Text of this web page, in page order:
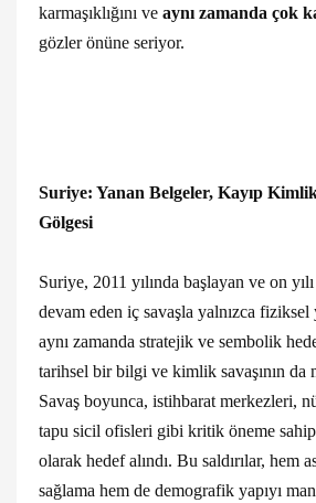
karmaşıklığını ve aynı zamanda çok
gözler önüne seriyor.
Suriye: Yanan Belgeler, Kayıp
Gölgesi
Suriye, 2011 yılında başlayan ve on
devam eden iç savaşla yalnızca fiziksel
aynı zamanda stratejik ve sembolik
tarihsel bir bilgi ve kimlik savaşının da
Savaş boyunca, istihbarat merkezleri,
tapu sicil ofisleri gibi kritik öneme
olarak hedef alındı. Bu saldırılar, hem
sağlama hem de demografik yapıyı